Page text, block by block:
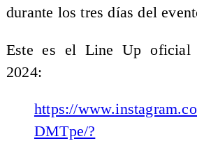
durante los tres días del
Este es el Line Up oficial
2024:
https://
DMTpe/?